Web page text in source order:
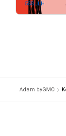
55SJLH さんが
Adam byGMO